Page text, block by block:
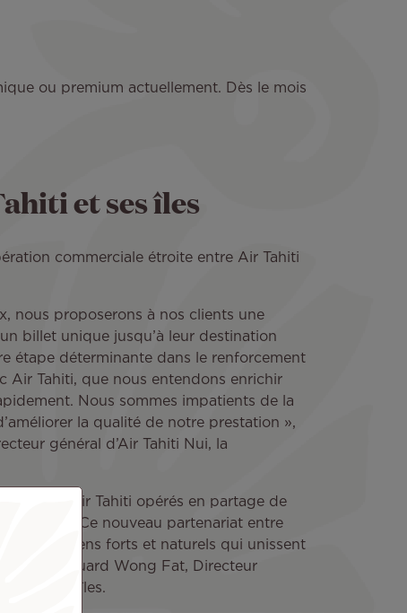
ou premium actuellement. Dès le mois
et ses îles
commerciale étroite entre Air Tahiti
nous proposerons à nos clients une
billet unique jusqu’à leur destination
étape déterminante dans le renforcement
Air Tahiti, que nous entendons enrichir
Nous sommes impatients de la
la qualité de notre prestation »,
général d’Air Tahiti Nui, la
des vols Air Tahiti opérés en partage de
Nui. Ce nouveau partenariat entre
les liens forts et naturels qui unissent
Edouard Wong Fat, Directeur
inter-îles.